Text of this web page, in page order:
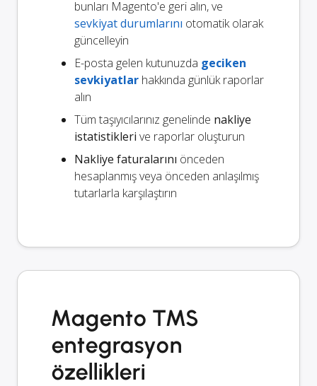
bunları Magento'e geri alın, ve
sevkiyat durumlarını otomatik olarak
güncelleyin
E-posta gelen kutunuzda geciken
sevkiyatlar hakkında günlük raporlar
alın
Tüm taşıyıcılarınız genelinde nakliye
istatistikleri ve raporlar oluşturun
Nakliye faturalarını önceden
hesaplanmış veya önceden anlaşılmış
tutarlarla karşılaştırın
Magento TMS
entegrasyon
özellikleri